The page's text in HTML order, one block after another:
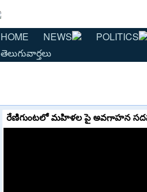
HOME NEWS POLITICS
తెలుగువార్తలు
రేణిగుంటలో మహిళల పై అవగాహన సదస్సు